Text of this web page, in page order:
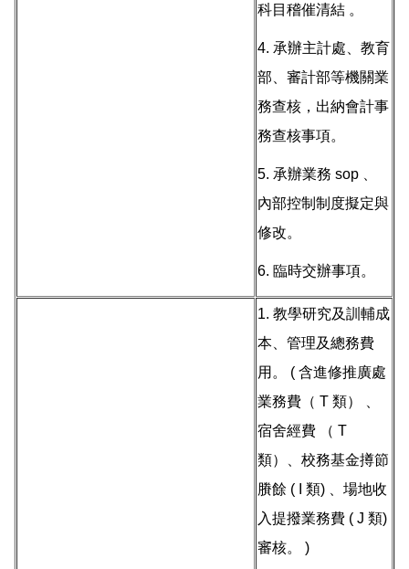
科目稽催清結 。
4. 承辦主計處、教育
部、審計部等機關業
務查核，出納會計事
務查核事項。
5. 承辦業務 sop 、
內部控制制度擬定與
修改。
6. 臨時交辦事項。
1. 教學研究及訓輔成
本、管理及總務費
用。 ( 含進修推廣處
業務費（ T 類） 、
宿舍經費 （ T
類）、校務基金撙節
賸餘 ( I 類) 、場地收
入提撥業務費 ( J 類)
審核。 )